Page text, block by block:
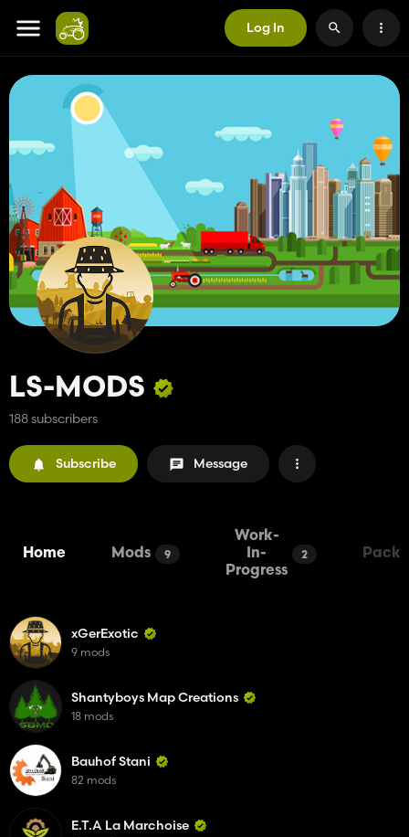
Log In
LS-MODS
188 subscribers
Subscribe Message
Home Mods 9
Work-
In-
Progress
2 Packs
xGerExotic
9 mods
Shantyboys Map Creations
18 mods
Bauhof Stani
82 mods
E.T.A La Marchoise